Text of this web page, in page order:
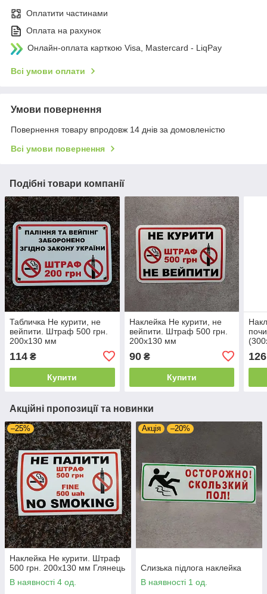
Оплатити частинами
Оплата на рахунок
Онлайн-оплата карткою Visa, Mastercard - LiqPay
Всі умови оплати
Умови повернення
Повернення товару впродовж 14 днів за домовленістю
Всі умови повернення
Подібні товари компанії
Табличка Не курити, не
вейпити. Штраф 500 грн.
200х130 мм
114 ₴
Купити
Наклейка Не курити, не
вейпити. Штраф 500 грн.
200х130 мм
90₴
Купити
126
Акційні пропозиції та новинки
–25%
Наклейка Не курити. Штраф
500 грн. 200х130 мм Глянець
В наявності 4 од.
Акція –20%
Слизька підлога наклейка
В наявності 1 од.